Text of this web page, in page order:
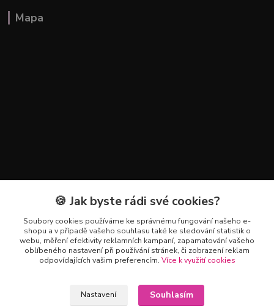
Mapa
Kontakty
+420 602 223 614
info@zahradnictvipetro.cz
🍪 Jak byste rádi své cookies?
Soubory cookies používáme ke správnému fungování našeho e-
shopu a v případě vašeho souhlasu také ke sledování statistik o
webu, měření efektivity reklamních kampaní, zapamatování vašeho
oblíbeného nastavení při používání stránek, či zobrazení reklam
odpovídajících vašim preferencím. Více k využití cookies
Nastavení Souhlasím